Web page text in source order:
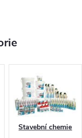
Stavební chemie